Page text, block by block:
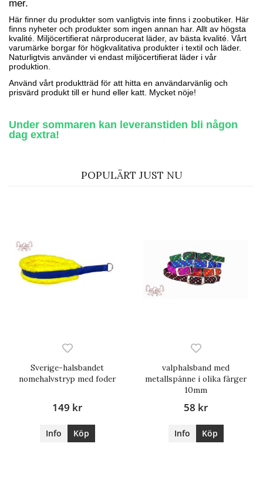
mer.
Här finner du produkter som vanligtvis inte finns i zoobutiker. Här
finns nyheter och produkter som ingen annan har. Allt av högsta
kvalité. Miljöcertifierat närproducerat läder, av bästa kvalité. Vårt
varumärke borgar för högkvalitativa produkter i textil och läder.
Naturligtvis använder vi endast miljöcertifierat läder i vår
produktion.
Använd vårt produktträd för att hitta en användarvänlig och
prisvärd produkt till er hund eller katt. Mycket nöje!
Under sommaren kan leveranstiden bli någon
dag extra!
POPULÄRT JUST NU
Sverige-halsbandet
nomehalvstryp med foder
149 kr
Info Köp
valphalsband med
metallspänne i olika färger
10mm
58 kr
Info Köp